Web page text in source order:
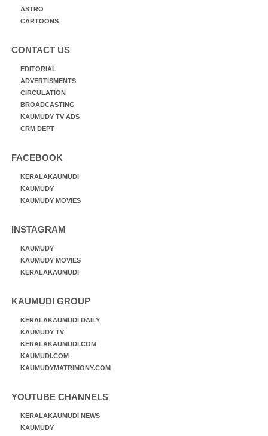
ASTRO
CARTOONS
CONTACT US
EDITORIAL
ADVERTISMENTS
CIRCULATION
BROADCASTING
KAUMUDY TV ADS
CRM DEPT
FACEBOOK
KERALAKAUMUDI
KAUMUDY
KAUMUDY MOVIES
INSTAGRAM
KAUMUDY
KAUMUDY MOVIES
KERALAKAUMUDI
KAUMUDI GROUP
KERALAKAUMUDI DAILY
KAUMUDY TV
KERALAKAUMUDI.COM
KAUMUDI.COM
KAUMUDYMATRIMONY.COM
YOUTUBE CHANNELS
KERALAKAUMUDI NEWS
KAUMUDY